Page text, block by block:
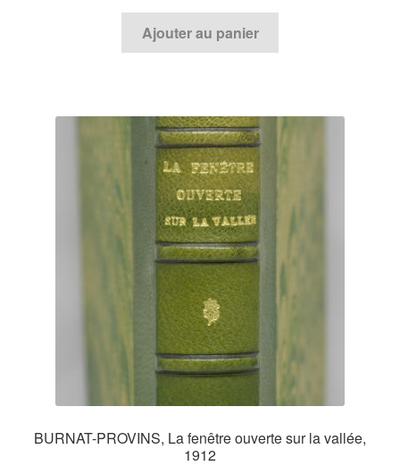
Ajouter au panier
BURNAT-PROVINS, La fenêtre ouverte sur la vallée,
1912